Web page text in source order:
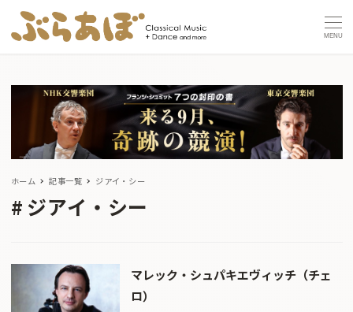
MENU
ホーム 記事一覧 ジアイ・シー
ジアイ・シー
マレック・シュパキエヴィッチ（チェ
ロ）